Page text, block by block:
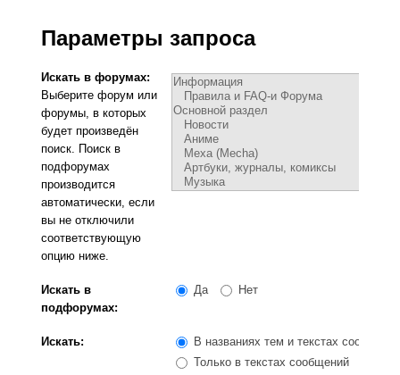
Параметры запроса
Искать в форумах:
Выберите форум или
форумы, в которых
будет произведён
поиск. Поиск в
подфорумах
производится
автоматически, если
вы не отключили
соответствующую
опцию ниже.
Искать в
подфорумах:
Да Нет
Искать:
В названиях тем и текстах
Только в текстах сообщений